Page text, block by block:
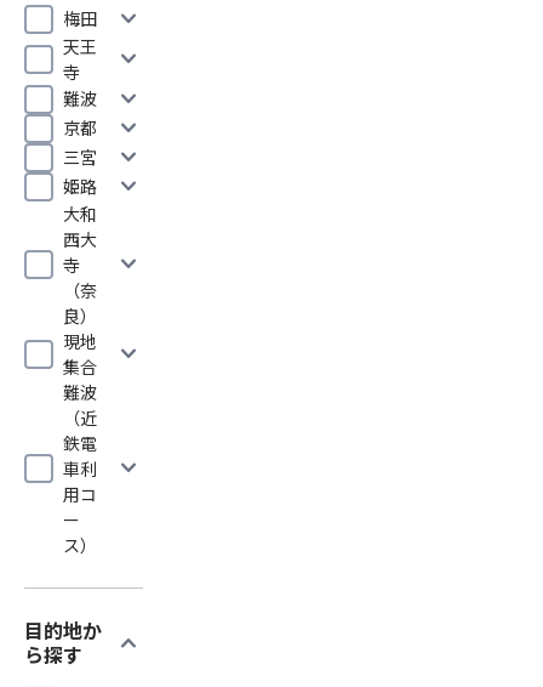
梅田 expand_more
天王
寺
expand_more
難波 expand_more
京都 expand_more
三宮 expand_more
姫路 expand_more
大和
西大
寺
（奈
良）
expand_more
現地
集合
expand_more
難波
（近
鉄電
車利
用コ
ー
ス）
expand_more
目的地か
ら探す
expand_more